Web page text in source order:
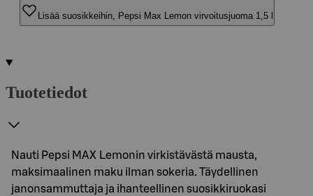
Lisää suosikkeihin, Pepsi Max Lemon virvoitusjuoma 1,5 l
Tuotetiedot
Nauti Pepsi MAX Lemonin virkistävästä mausta,
maksimaalinen maku ilman sokeria. Täydellinen
janonsammuttaja ja ihanteellinen suosikkiruokasi